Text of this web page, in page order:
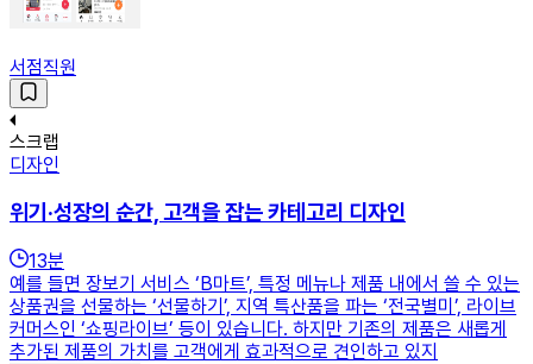
서점직원
스크랩
디자인
위기·성장의 순간, 고객을 잡는 카테고리 디자인
13분
예를 들면 장보기 서비스 ‘B마트’, 특정 메뉴나 제품 내에서 쓸 수 있는
상품권을 선물하는 ‘선물하기’, 지역 특산품을 파는 ‘전국별미’, 라이브
커머스인 ‘쇼핑라이브’ 등이 있습니다. 하지만 기존의 제품은 새롭게
추가된 제품의 가치를 고객에게 효과적으로 견인하고 있지